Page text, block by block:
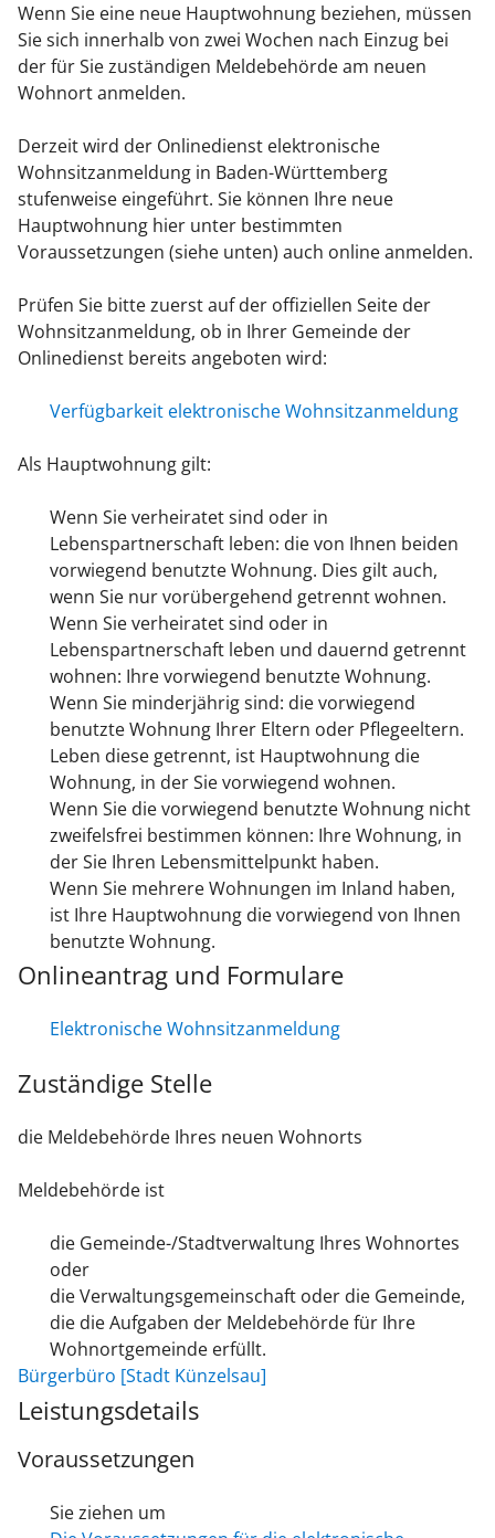
Wenn Sie eine neue Hauptwohnung beziehen, müssen
Sie sich innerhalb von zwei Wochen nach Einzug bei
der für Sie zuständigen Meldebehörde am neuen
Wohnort anmelden.
Derzeit wird der Onlinedienst elektronische
Wohnsitzanmeldung in Baden-Württemberg
stufenweise eingeführt. Sie können Ihre neue
Hauptwohnung hier unter bestimmten
Voraussetzungen (siehe unten) auch online anmelden.
Prüfen Sie bitte zuerst auf der offiziellen Seite der
Wohnsitzanmeldung, ob in Ihrer Gemeinde der
Onlinedienst bereits angeboten wird:
Verfügbarkeit elektronische Wohnsitzanmeldung
Als Hauptwohnung gilt:
Wenn Sie verheiratet sind oder in
Lebenspartnerschaft leben: die von Ihnen beiden
vorwiegend benutzte Wohnung. Dies gilt auch,
wenn Sie nur vorübergehend getrennt wohnen.
Wenn Sie verheiratet sind oder in
Lebenspartnerschaft leben und dauernd getrennt
wohnen: Ihre vorwiegend benutzte Wohnung.
Wenn Sie minderjährig sind: die vorwiegend
benutzte Wohnung Ihrer Eltern oder Pflegeeltern.
Leben diese getrennt, ist Hauptwohnung die
Wohnung, in der Sie vorwiegend wohnen.
Wenn Sie die vorwiegend benutzte Wohnung nicht
zweifelsfrei bestimmen können: Ihre Wohnung, in
der Sie Ihren Lebensmittelpunkt haben.
Wenn Sie mehrere Wohnungen im Inland haben,
ist Ihre Hauptwohnung die vorwiegend von Ihnen
benutzte Wohnung.
Onlineantrag und Formulare
Elektronische Wohnsitzanmeldung
Zuständige Stelle
die Meldebehörde Ihres neuen Wohnorts
Meldebehörde ist
die Gemeinde-/Stadtverwaltung Ihres Wohnortes
oder
die Verwaltungsgemeinschaft oder die Gemeinde,
die die Aufgaben der Meldebehörde für Ihre
Wohnortgemeinde erfüllt.
Bürgerbüro [Stadt Künzelsau]
Leistungsdetails
Voraussetzungen
Sie ziehen um